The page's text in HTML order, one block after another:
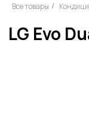
Все товары /